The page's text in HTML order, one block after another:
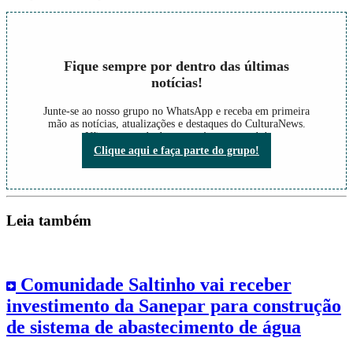
Fique sempre por dentro das últimas
notícias!
Junte-se ao nosso grupo no WhatsApp e receba em primeira
mão as notícias, atualizações e destaques do CulturaNews.
Não perca nada do que está acontecendo!
Clique aqui e faça parte do grupo!
Leia também
Comunidade Saltinho vai receber
investimento da Sanepar para construção
de sistema de abastecimento de água